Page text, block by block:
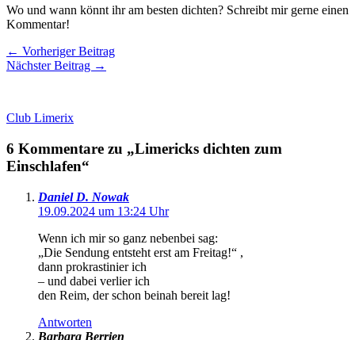
Wo und wann könnt ihr am besten dichten? Schreibt mir gerne einen
Kommentar!
← Vorheriger Beitrag
Nächster Beitrag →
Club Limerix
6 Kommentare zu „Limericks dichten zum
Einschlafen“
Daniel D. Nowak
19.09.2024 um 13:24 Uhr
Wenn ich mir so ganz nebenbei sag:
„Die Sendung entsteht erst am Freitag!“ ,
dann prokrastinier ich
– und dabei verlier ich
den Reim, der schon beinah bereit lag!
Antworten
Barbara Berrien